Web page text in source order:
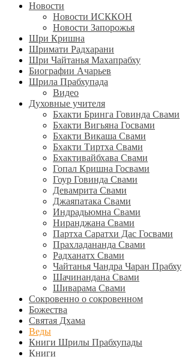
Новости
Новости ИСККОН
Новости Запорожья
Шри Кришна
Шримати Радхарани
Шри Чайтанья Махапрабху
Биографии Ачарьев
Шрила Прабхупада
Видео
Духовные учителя
Бхакти Бринга Говинда Свами
Бхакти Вигьяна Госвами
Бхакти Викаша Свами
Бхакти Тиртха Свами
Бхактивайбхава Свами
Гопал Кришна Госвами
Гоур Говинда Свами
Девамрита Свами
Джаяпатака Свами
Индрадьюмна Свами
Ниранджана Свами
Партха Саратхи Дас Госвами
Прахладананда Свами
Радханатх Свами
Чайтанья Чандра Чаран Прабху
Шачинандана Свами
Шиварама Свами
Сокровенно о сокровенном
Божества
Святая Дхама
Веды
Книги Шрилы Прабхупады
Книги